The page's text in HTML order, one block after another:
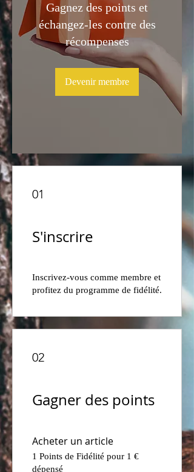
Gagnez des points et
échangez-les contre des
récompenses
Devenir membre
01
S'inscrire
Inscrivez-vous comme membre et
profitez du programme de fidélité.
02
Gagner des points
Acheter un article
1 Points de Fidélité pour 1 €
dépensé